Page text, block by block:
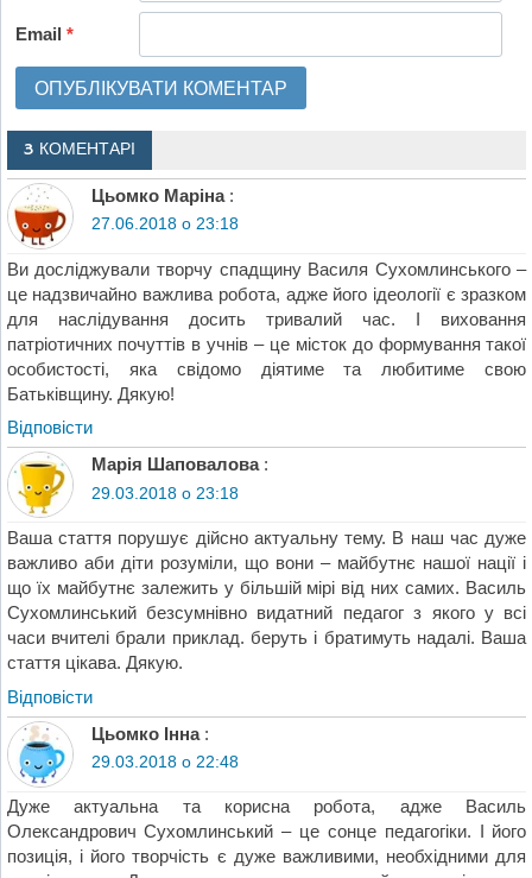
Email*
3 КОМЕНТАРІ
Цьомко Маріна :
27.06.2018 о 23:18
Ви досліджували творчу спадщину Василя Сухомлинського –
це надзвичайно важлива робота, адже його ідеології є зразком
для наслідування досить тривалий час. І виховання
патріотичних почуттів в учнів – це місток до формування такої
особистості, яка свідомо діятиме та любитиме свою
Батьківщину. Дякую!
Відповіcти
Марія Шаповалова :
29.03.2018 о 23:18
Ваша стаття порушує дійсно актуальну тему. В наш час дуже
важливо аби діти розуміли, що вони – майбутнє нашої нації і
що їх майбутнє залежить у більшій мірі від них самих. Василь
Сухомлинський безсумнівно видатний педагог з якого у всі
часи вчителі брали приклад. беруть і братимуть надалі. Ваша
стаття цікава. Дякую.
Відповіcти
Цьомко Інна :
29.03.2018 о 22:48
Дуже актуальна та корисна робота, адже Василь
Олександрович Сухомлинський – це сонце педагогіки. І його
позиція, і його творчість є дуже важливими, необхідними для